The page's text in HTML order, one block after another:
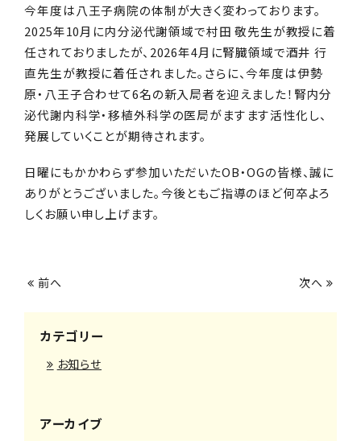
今年度は八王子病院の体制が大きく変わっております。
2025年10月に内分泌代謝領域で村田 敬先生が教授に着
任されておりましたが、2026年4月に腎臓領域で酒井 行
直先生が教授に着任されました。さらに、今年度は伊勢
原・八王子合わせて6名の新入局者を迎えました！腎内分
泌代謝内科学・移植外科学の医局がますます活性化し、
発展していくことが期待されます。
日曜にもかかわらず参加いただいたOB・OGの皆様、誠に
ありがとうございました。今後ともご指導のほど何卒よろ
しくお願い申し上げます。
前へ 次へ
カテゴリー
お知らせ
アーカイブ
診療のご案内